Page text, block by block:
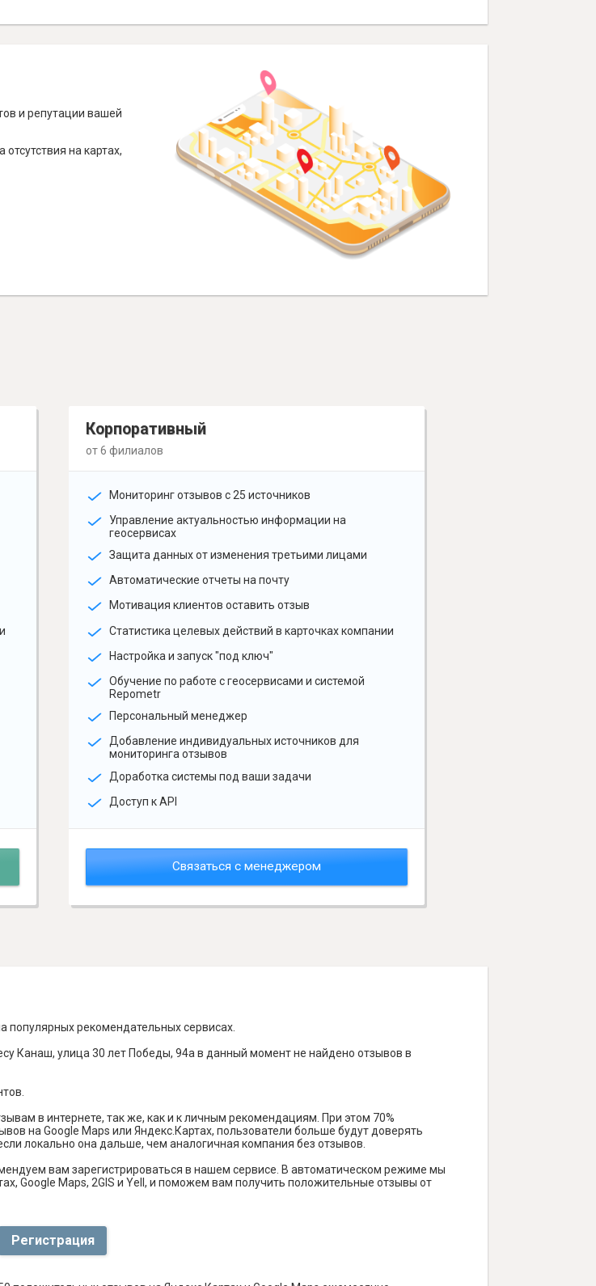
и репутации вашей
на картах,
Корпоративный
от 6 филиалов
Мониторинг отзывов с 25 источников
Управление актуальностью информации на
геосервисах
Защита данных от изменения третьими лицами
Автоматические отчеты на почту
Мотивация клиентов оставить отзыв
Статистика целевых действий в карточках компании
Настройка и запуск "под ключ"
Обучение по работе с геосервисами и системой
Repometr
Персональный менеджер
Добавление индивидуальных источников для
мониторинга отзывов
Доработка системы под ваши задачи
Доступ к API
Связаться с менеджером
популярных рекомендательных сервисах.
Канаш, улица 30 лет Победы, 94а в данный момент не найдено отзывов в
в интернете, так же, как и к личным рекомендациям. При этом 70%
на Google Maps или Яндекс.Картах, пользователи больше будут доверять
локально она дальше, чем аналогичная компания без отзывов.
вам зарегистрироваться в нашем сервисе. В автоматическом режиме мы
Google Maps, 2GIS и Yell, и поможем вам получить положительные отзывы от
Регистрация